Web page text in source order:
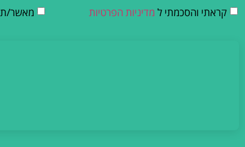
קראתי והסכמתי ל מדיניות הפרטיות מאשר/ת